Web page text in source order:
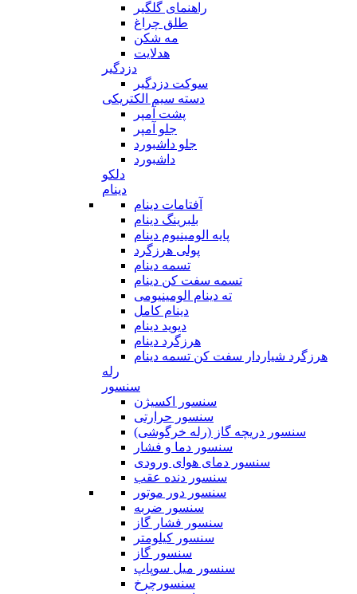
راهنمای گلگیر
طلق چراغ
مه شکن
هدلایت
دزدگیر
سوکت دزدگیر
دسته سیم الکتریکی
پشت آمپر
جلو آمپر
جلو داشبورد
داشبورد
دلکو
دینام
آفتامات دینام
بلبرینگ دینام
پایه الومینیوم دینام
پولی هرزگرد
تسمه دینام
تسمه سفت کن دینام
ته دینام الومینیومی
دینام کامل
دیوید دینام
هرزگرد دینام
هرزگرد شیاردار سفت کن تسمه دینام
رله
سنسور
سنسور اکسیژن
سنسور حرارتی
سنسور دریچه گاز (رله خرگوشی)
سنسور دما و فشار
سنسور دمای هوای ورودی
سنسور دنده عقب
سنسور دور موتور
سنسور ضربه
سنسور فشار گاز
سنسور کیلومتر
سنسور گاز
سنسور میل سوپاپ
سنسورچرخ